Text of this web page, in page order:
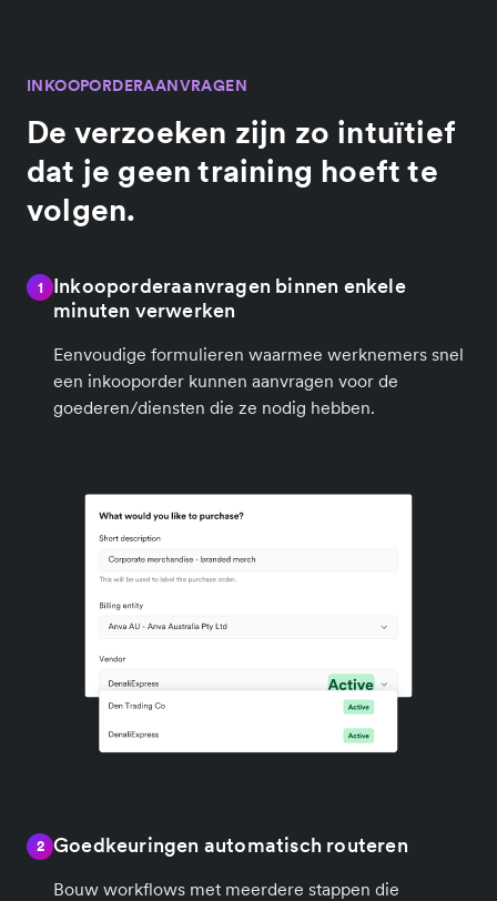
INKOOPORDERAANVRAGEN
De verzoeken zijn zo intuïtief
dat je geen training hoeft te
volgen.
1
Inkooporderaanvragen binnen enkele
minuten verwerken
Eenvoudige formulieren waarmee werknemers snel
een inkooporder kunnen aanvragen voor de
goederen/diensten die ze nodig hebben.
2 Goedkeuringen automatisch routeren
Bouw workflows met meerdere stappen die